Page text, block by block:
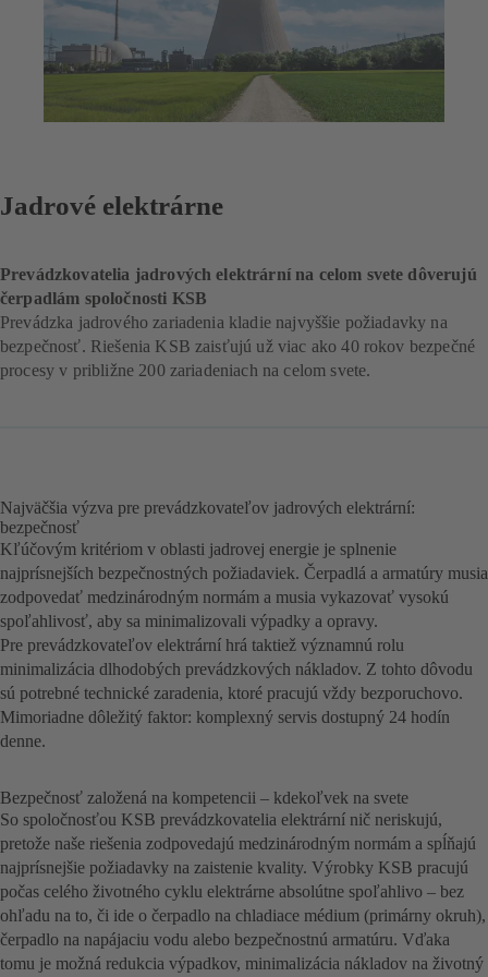
Jadrové elektrárne
Prevádzkovatelia jadrových elektrární na celom svete dôverujú
čerpadlám spoločnosti KSB
Prevádzka jadrového zariadenia kladie najvyššie požiadavky na
bezpečnosť. Riešenia KSB zaisťujú už viac ako 40 rokov bezpečné
procesy v približne 200 zariadeniach na celom svete.
Najväčšia výzva pre prevádzkovateľov jadrových elektrární:
bezpečnosť
Kľúčovým kritériom v oblasti jadrovej energie je splnenie
najprísnejších bezpečnostných požiadaviek. Čerpadlá a armatúry musia
zodpovedať medzinárodným normám a musia vykazovať vysokú
spoľahlivosť, aby sa minimalizovali výpadky a opravy.
Pre prevádzkovateľov elektrární hrá taktiež významnú rolu
minimalizácia dlhodobých prevádzkových nákladov. Z tohto dôvodu
sú potrebné technické zaradenia, ktoré pracujú vždy bezporuchovo.
Mimoriadne dôležitý faktor: komplexný servis dostupný 24 hodín
denne.
Bezpečnosť založená na kompetencii – kdekoľvek na svete
So spoločnosťou KSB prevádzkovatelia elektrární nič neriskujú,
pretože naše riešenia zodpovedajú medzinárodným normám a spĺňajú
najprísnejšie požiadavky na zaistenie kvality. Výrobky KSB pracujú
počas celého životného cyklu elektrárne absolútne spoľahlivo – bez
ohľadu na to, či ide o čerpadlo na chladiace médium (primárny okruh),
čerpadlo na napájaciu vodu alebo bezpečnostnú armatúru. Vďaka
tomu je možná redukcia výpadkov, minimalizácia nákladov na životný